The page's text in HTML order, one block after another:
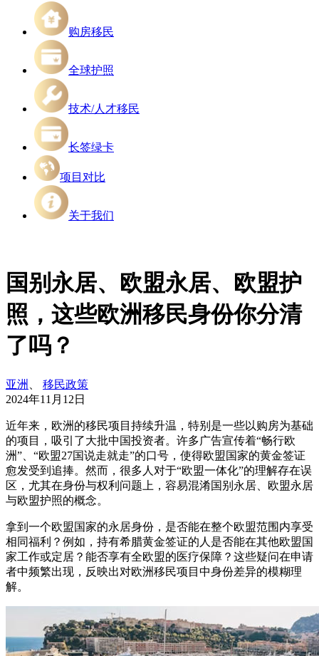
购房移民
全球护照
技术/人才移民
长签绿卡
项目对比
关于我们
国别永居、欧盟永居、欧盟护
照，这些欧洲移民身份你分清
了吗？
亚洲
移民政策
2024年11月12日
近年来，欧洲的移民项目持续升温，特别是一些以购房为基础
的项目，吸引了大批中国投资者。许多广告宣传着“畅行欧
洲”、“欧盟27国说走就走”的口号，使得欧盟国家的黄金签证
愈发受到追捧。然而，很多人对于“欧盟一体化”的理解存在误
区，尤其在身份与权利问题上，容易混淆国别永居、欧盟永居
与欧盟护照的概念。
拿到一个欧盟国家的永居身份，是否能在整个欧盟范围内享受
相同福利？例如，持有希腊黄金签证的人是否能在其他欧盟国
家工作或定居？能否享有全欧盟的医疗保障？这些疑问在申请
者中频繁出现，反映出对欧洲移民项目中身份差异的模糊理
解。